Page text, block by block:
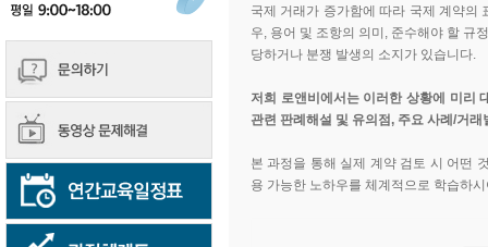
국제 거래가 증가함에 따라 국제 계약의
우, 용어 및 조항의 의미, 준수해야 할 규
당하거나 분쟁 발생의 소지가 있습니다.
저희 로앤비에서는 이러한 상황에 미리
관련 판례해설 및 유의점, 주요 사례/거
본 과정을 통해 실제 계약 검토 시 어떤
용 가능한 노하우를 체계적으로 학습하